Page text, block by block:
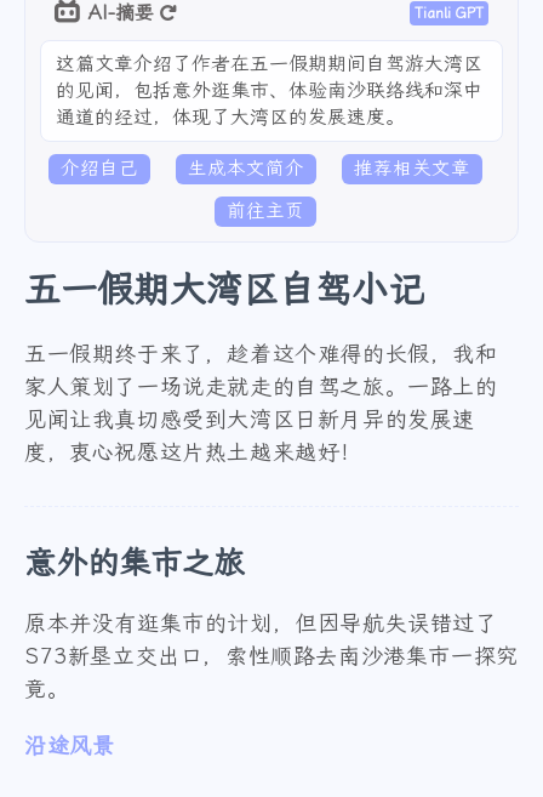
AI-摘要 Tianli GPT
这篇文章介绍了作者在五一假期期间自驾游大湾区
的见闻，包括意外逛集市、体验南沙联络线和深中
通道的经过，体现了大湾区的发展速度。
介绍自己 生成本文简介
推荐相关文章
前往主页
五一假期大湾区自驾小记
五一假期终于来了，趁着这个难得的长假，我和
家人策划了一场说走就走的自驾之旅。一路上的
见闻让我真切感受到大湾区日新月异的发展速
度，衷心祝愿这片热土越来越好！
意外的集市之旅
原本并没有逛集市的计划，但因导航失误错过了
S73新垦立交出口，索性顺路去南沙港集市一探究
竟。
沿途风景